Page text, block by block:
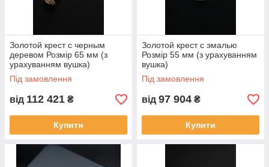
Золотой крест с черным
деревом Розмір 65 мм (з
урахуванням вушка)
Під замовлення
від 112 421 ₴
Купити
Золотой крест с эмалью
Розмір 55 мм (з урахуванням
вушка)
Під замовлення
від 97 904 ₴
Купити